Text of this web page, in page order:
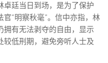
卓廷当日到场，是为了保护
“明察秋毫”。信中亦指，林
拥有无法剥夺的自由，显示
较低刑期，避免旁听人士及